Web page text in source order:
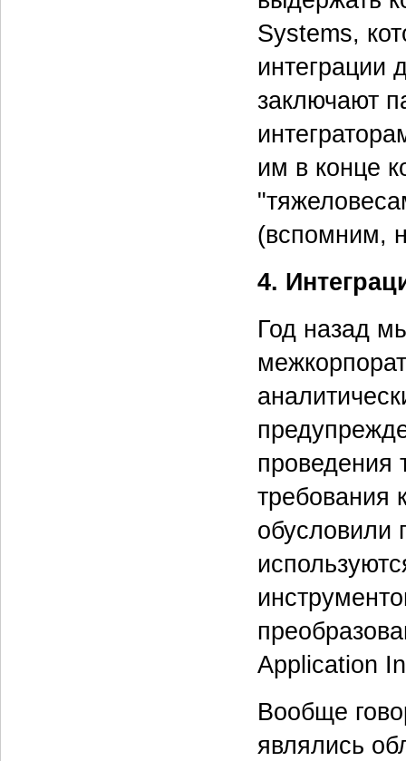
Systems,
интеграции
заключают
им в конце
(вспомним,
4.
Год назад
проведения
требования
обусловили
Application
Вообще
являлись